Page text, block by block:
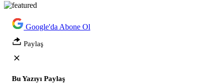
Google'da Abone Ol
Paylaş
Bu Yazıyı Paylaş